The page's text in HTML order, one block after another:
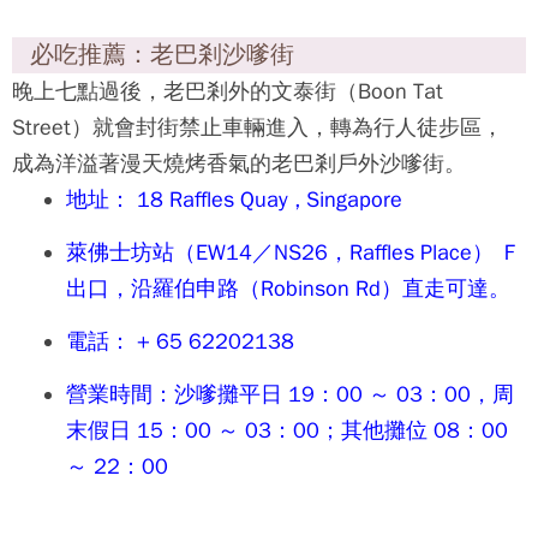
必吃推薦：老巴剎沙嗲街
晚上七點過後，老巴剎外的文泰街（Boon Tat
Street）就會封街禁止車輛進入，轉為行人徒步區，
成為洋溢著漫天燒烤香氣的老巴剎戶外沙嗲街。
地址： 18 Raffles Quay , Singapore
萊佛士坊站（EW14／NS26，Raffles Place） Ｆ
出口，沿羅伯申路（Robinson Rd）直走可達。
電話： + 65 62202138
營業時間：沙嗲攤平日 19：00 ～ 03：00，周
末假日 15：00 ～ 03：00；其他攤位 08：00
～ 22：00